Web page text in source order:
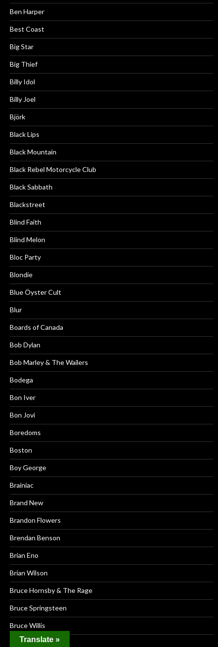
Ben Harper
Best Coast
Big Star
Big Thief
Billy Idol
Billy Joel
Björk
Black Lips
Black Mountain
Black Rebel Motorcycle Club
Black Sabbath
Blackstreet
Blind Faith
Blind Melon
Bloc Party
Blondie
Blue Öyster Cult
Blur
Boards of Canada
Bob Dylan
Bob Marley & The Wailers
Bodega
Bon Iver
Bon Jovi
Boredoms
Boston
Boy George
Brainiac
Brand New
Brandon Flowers
Brendan Benson
Brian Eno
Brian Wilson
Bruce Hornsby & The Rage
Bruce Springsteen
Bruce Willis
Bruno Mars
Translate »